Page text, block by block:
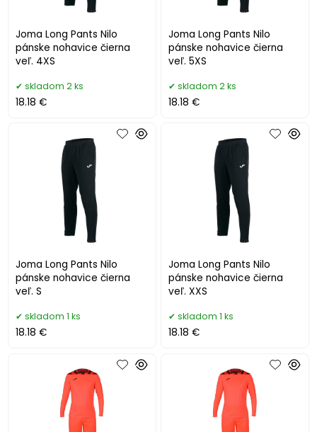
Joma Long Pants Nilo
pánske nohavice čierna
veľ. 4XS
skladom 2 ks
18.18 €
Joma Long Pants Nilo
pánske nohavice čierna
veľ. 5XS
skladom 2 ks
18.18 €
Joma Long Pants Nilo
pánske nohavice čierna
veľ. S
skladom 1 ks
18.18 €
Joma Long Pants Nilo
pánske nohavice čierna
veľ. XXS
skladom 1 ks
18.18 €